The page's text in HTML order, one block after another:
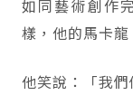
如同藝術創作
樣，他的馬卡龍
他笑說：「我們